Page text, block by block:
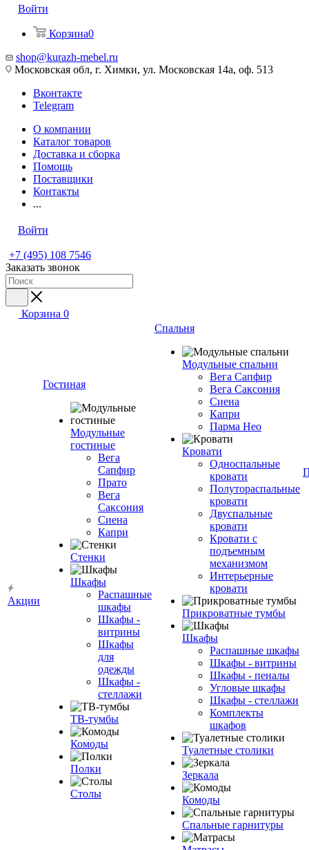
Войти
Корзина0
shop@kurazh-mebel.ru
Московская обл, г. Химки, ул. Московская 14а, оф. 513
Вконтакте
Telegram
О компании
Каталог товаров
Доставка и сборка
Помощь
Поставщики
Контакты
...
Войти
+7 (495) 108 7546
Заказать звонок
Корзина 0
Акции
Гостиная
Модульные
гостиные
Вега
Сапфир
Прато
Вега
Саксония
Сиена
Капри
Стенки
Шкафы
Распашные
шкафы
Шкафы -
витрины
Шкафы
для
одежды
Шкафы -
стеллажи
ТВ-тумбы
Комоды
Полки
Столы
Спальня
Модульные спальни
Вега Сапфир
Вега Саксония
Сиена
Капри
Парма Нео
Кровати
Односпальные
кровати
Полутораспальные
кровати
Двуспальные
кровати
Кровати с
подъемным
механизмом
Интерьерные
кровати
Прикроватные тумбы
Шкафы
Распашные шкафы
Шкафы - витрины
Шкафы - пеналы
Угловые шкафы
Шкафы - стеллажи
Комплекты
шкафов
Туалетные столики
Зеркала
Комоды
Спальные гарнитуры